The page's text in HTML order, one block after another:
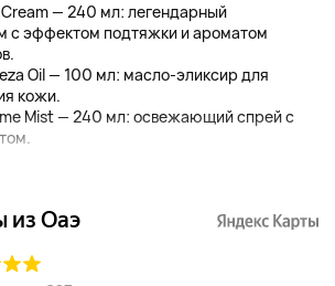
Cream — 240 мл: легендарный
эффектом подтяжки и ароматом
Oil — 100 мл: масло-эликсир для
кожи.
Mist — 240 мл: освежающий спрей с